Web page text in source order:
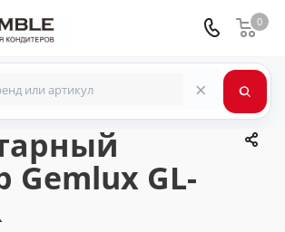
0
×
Gemlux GL-